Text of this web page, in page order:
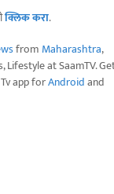
क्लिक करा.
from Maharashtra,
Lifestyle at SaamTV.
app forAndroidand